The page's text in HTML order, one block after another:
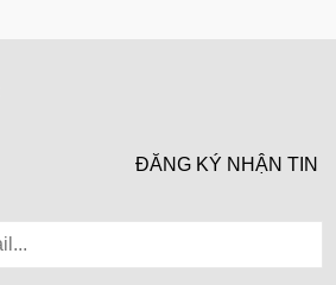
ĐĂNG KÝ NHẬN TIN